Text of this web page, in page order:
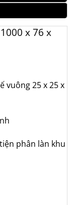
x 76 x
vuông 25 x 25 x
phân làn khu